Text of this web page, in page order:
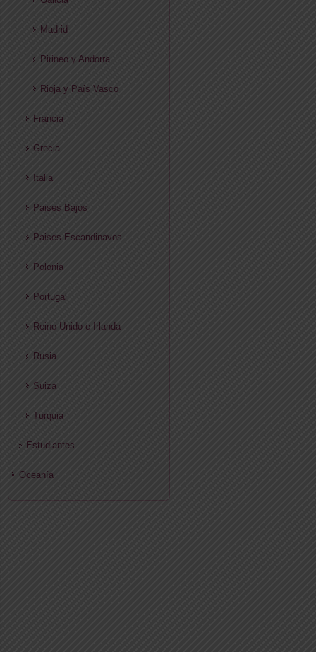
Madrid
Pirineo y Andorra
Rioja y País Vasco
Francia
Grecia
Italia
Paises Bajos
Paises Escandinavos
Polonia
Portugal
Reino Unido e Irlanda
Rusia
Suiza
Turquia
Estudiantes
Oceanía